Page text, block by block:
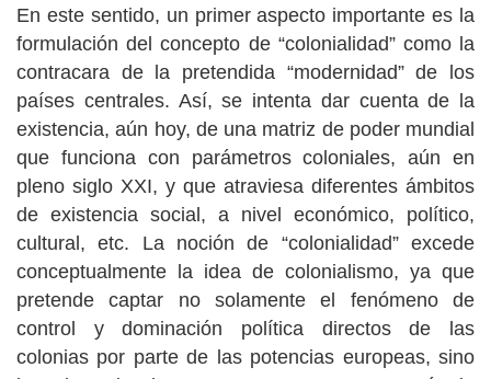
En este sentido, un primer aspecto importante es la
formulación del concepto de “colonialidad” como la
contracara de la pretendida “modernidad” de los
países centrales. Así, se intenta dar cuenta de la
existencia, aún hoy, de una matriz de poder mundial
que funciona con parámetros coloniales, aún en
pleno siglo XXI, y que atraviesa diferentes ámbitos
de existencia social, a nivel económico, político,
cultural, etc. La noción de “colonialidad” excede
conceptualmente la idea de colonialismo, ya que
pretende captar no solamente el fenómeno de
control y dominación política directos de las
colonias por parte de las potencias europeas, sino